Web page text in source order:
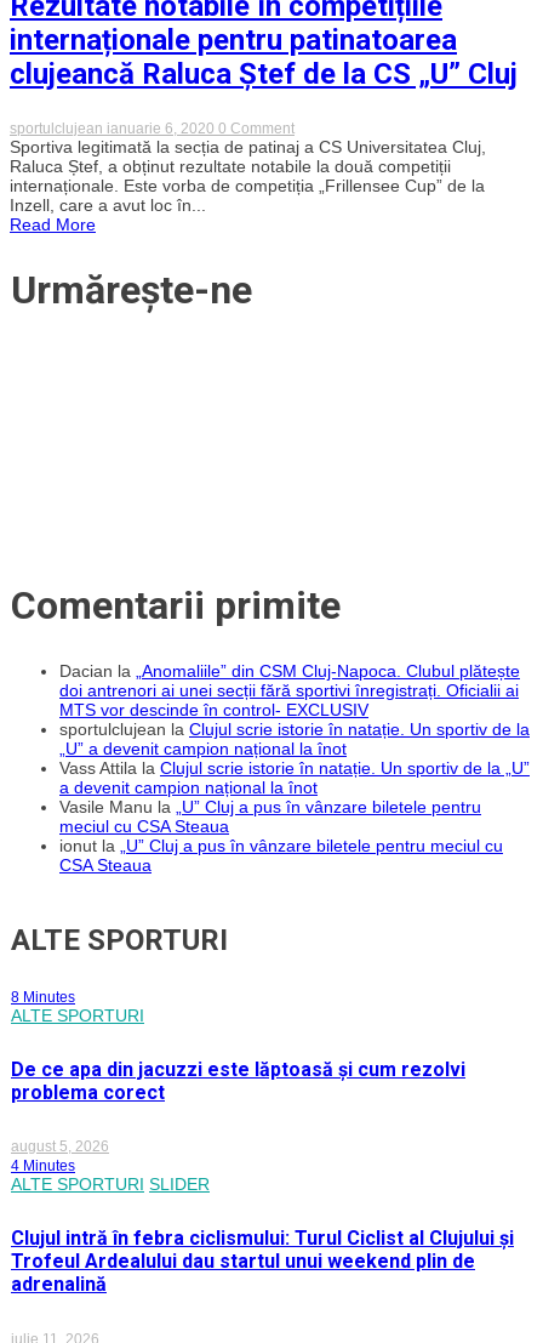
internaționale pentru patinatoarea
clujeancă Raluca Ștef de la CS „U” Cluj
sportulclujean ianuarie 6, 2020 0 Commenton
Rezultate
notabile
în
competițiile
Sportiva legitimată la secția de patinaj a CS Universitatea Cluj,
Raluca Ștef, a obținut rezultate notabile la două competiții
internaționale. Este vorba de competiția „Frillensee Cup” de la
Inzell, care a avut loc în...
Read More
Urmărește-ne
Comentarii primite
Dacian la
„Anomaliile” din CSM Cluj-Napoca. Clubul plătește
doi antrenori ai unei secții fără sportivi înregistrați. Oficialii ai
MTS vor descinde în control- EXCLUSIV
sportulclujean la Clujul scrie istorie în natație. Un sportiv de la
„U” a devenit campion național la înot
Vass Attila la Clujul scrie istorie în natație. Un sportiv de la „U”
a devenit campion național la înot
Vasile Manu la
„U” Cluj a pus în vânzare biletele pentru
meciul cu CSA Steaua
ionut la
„U” Cluj a pus în vânzare biletele pentru meciul cu
CSA Steaua
ALTE SPORTURI
8 Minutes
ALTE SPORTURI
De ce apa din jacuzzi este lăptoasă și cum rezolvi
problema corect
august 5, 2026
4 Minutes
ALTE SPORTURI SLIDER
Clujul intră în febra ciclismului: Turul Ciclist al Clujului și
Trofeul Ardealului dau startul unui weekend plin de
adrenalină
iulie 11, 2026